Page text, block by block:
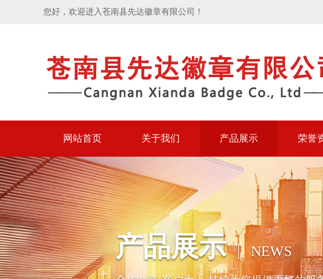
您好，欢迎进入苍南县先达徽章有限公司！
网站首页 关于我们 产品展示 荣誉
产品展示 NEWS